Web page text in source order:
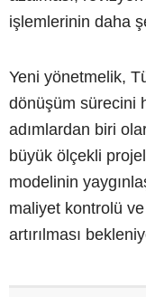
işlemlerinin daha
Yeni yönetmelik,
dönüşüm sürecini
adımlardan biri
büyük ölçekli
modelinin
maliyet kontrolü
artırılması